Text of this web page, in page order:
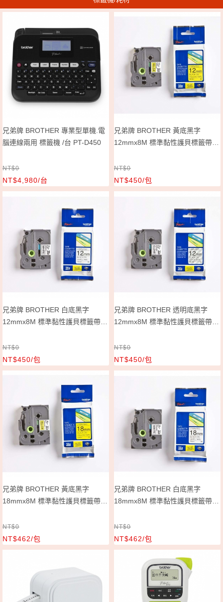
兄弟牌 BROTHER 專業型單機.電
腦連線兩用 標籤機 /台 PT-D450
NT$0
NT$4,980/台
兄弟牌 BROTHER 黃底黑字
12mmx8M 標準黏性護貝標籤帶/
NT$0
NT$450/包
兄弟牌 BROTHER 白底黑字
12mmx8M 標準黏性護貝標籤帶/
NT$0
NT$450/包
兄弟牌 BROTHER 透明底黑字
12mmx8M 標準黏性護貝標籤帶/
NT$0
NT$450/包
兄弟牌 BROTHER 黃底黑字
18mmx8M 標準黏性護貝標籤帶/
NT$0
NT$462/包
兄弟牌 BROTHER 白底黑字
18mmx8M 標準黏性護貝標籤帶/
NT$0
NT$462/包